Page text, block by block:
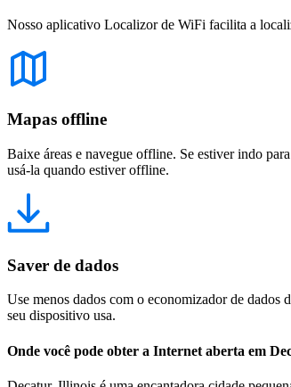
Nosso aplicativo Localizor de WiFi facilita a
Mapas offline
Baixe áreas e navegue offline. Se estiver indo
usá-la quando estiver offline.
Saver de dados
Use menos dados com o economizador de dados
seu dispositivo usa.
Onde você pode obter a Internet aberta em